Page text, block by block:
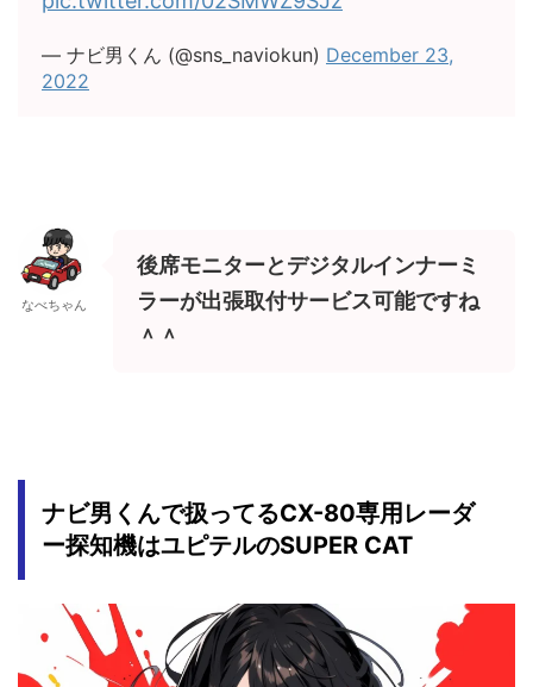
— ナビ男くん (@sns_naviokun) December 23,
2022
なべちゃん
後席モニターとデジタルインナーミ
ラーが出張取付サービス可能ですね
＾＾
ナビ男くんで扱ってるCX-80専用レーダ
ー探知機はユピテルのSUPER CAT